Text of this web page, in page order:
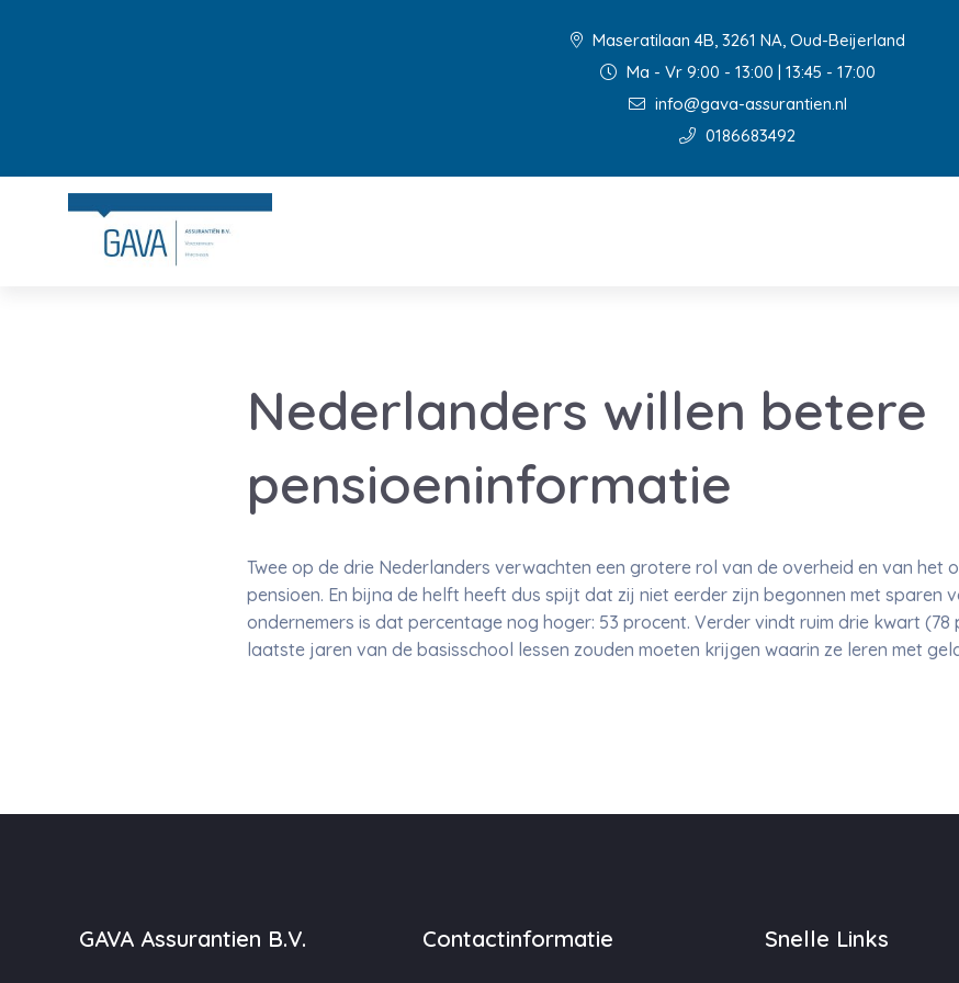
Maseratilaan 4B, 3261 NA, Oud-Beijerland
Ma - Vr 9:00 - 13:00 | 13:45 - 17:00
info@gava-assurantien.nl
0186683492
Nederlanders willen betere
pensioeninformatie
Twee op de drie Nederlanders verwachten een grotere rol van de overheid en van het
pensioen. En bijna de helft heeft dus spijt dat zij niet eerder zijn begonnen met sparen
ondernemers is dat percentage nog hoger: 53 procent. Verder vindt ruim drie kwart
laatste jaren van de basisschool lessen zouden moeten krijgen waarin ze leren met
GAVA Assurantien B.V. Contactinformatie Snelle Links